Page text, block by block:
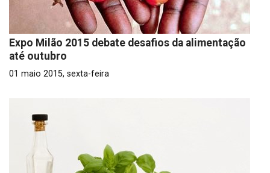
Expo Milão 2015 debate desafios da alimentação
até outubro
01 maio 2015, sexta-feira